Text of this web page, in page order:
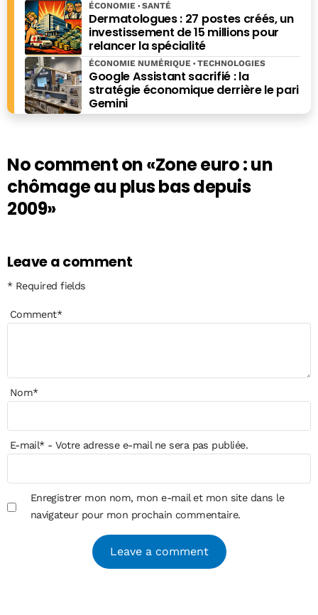
Dermatologues : 27 postes créés, un
investissement de 15 millions pour
relancer la spécialité
ÉCONOMIE SANTÉ
Google Assistant sacrifié : la
stratégie économique derrière le pari
Gemini
ÉCONOMIE NUMÉRIQUE TECHNOLOGIES
No comment on«Zone euro : un
chômage au plus bas depuis
2009»
Leave a comment
* Required fields
Comment*
Nom*
E-mail*- Votre adresse e-mail ne sera pas publiée.
Enregistrer mon nom, mon e-mail et mon site dans le
navigateur pour mon prochain commentaire.